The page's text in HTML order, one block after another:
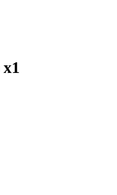
x1